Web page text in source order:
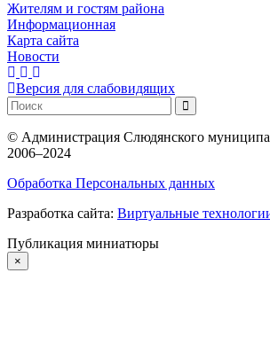
Жителям и гостям района
Информационная
Карта сайта
Новости
Версия для слабовидящих
© Администрация Слюдянского
2006–2024
Обработка Персональных данных
Разработка сайта: Виртуальные
Публикация миниатюры
×